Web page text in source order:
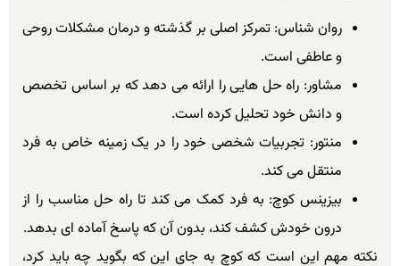
روان شناس: تمرکز اصلی بر گذشته و درمان مشکلات روحی
و عاطفی است.
مشاور: راه حل هایی را ارائه می دهد که بر اساس تخصص
و دانش خود تحلیل کرده است.
منتور: تجربیات شخصی خود را در یک زمینه خاص به فرد
منتقل می کند.
بیزینس کوچ: به فرد کمک می کند تا راه حل مناسب را از
درون خودش کشف کند، بدون آن که پاسخ آماده ای بدهد.
نکته مهم این است که کوچ به جای این که بگوید چه باید کرد،